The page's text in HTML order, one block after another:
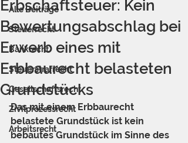
Alle Beiträge
Steuerrecht
Bankrecht
Steuerstrafrecht
Gesellschaftsrecht
Zivilprozessrecht
Arbeitsrecht
Erbschaftsteuer: Kein
Bewertungsabschlag bei
Erwerb eines mit
Erbbaurecht belasteten
Grundstücks
Das mit einem Erbbaurecht
belastete Grundstück ist kein
bebautes Grundstück im Sinne des